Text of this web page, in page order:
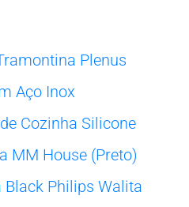
Plenus
Aço Inox
Cozinha Silicone
MM House (Preto)
Black Philips Walita